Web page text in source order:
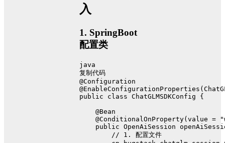
入
1. SpringBoot
配置类
java
复制代码
@Configuration
public
class ChatGLMSDKConfig {
@Bean
@ConditionalOnProperty(value
public OpenAiSession
// 1. 配置文件